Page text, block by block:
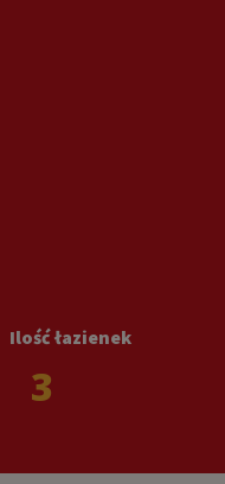
Ilość łazienek
3